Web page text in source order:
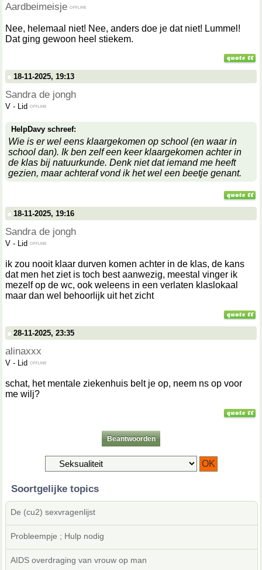
Aardbeimeisje
Nee, helemaal niet! Nee, anders doe je dat niet! Lummel!
Dat ging gewoon heel stiekem.
18-11-2025, 19:13
Sandra de jongh
V - Lid
HelpDavy schreef:
Wie is er wel eens klaargekomen op school (en waar in
school dan). Ik ben zelf een keer klaargekomen achter in
de klas bij natuurkunde. Denk niet dat iemand me heeft
gezien, maar achteraf vond ik het wel een beetje genant.
18-11-2025, 19:16
Sandra de jongh
V - Lid
ik zou nooit klaar durven komen achter in de klas, de kans
dat men het ziet is toch best aanwezig, meestal vinger ik
mezelf op de wc, ook weleens in een verlaten klaslokaal
maar dan wel behoorlijk uit het zicht
28-11-2025, 23:35
alinaxxx
V - Lid
schat, het mentale ziekenhuis belt je op, neem ns op voor
me wilj?
Beantwoorden
Soortgelijke topics
De (cu2) sexvragenlijst
Probleempje ; Hulp nodig
AIDS overdraging van vrouw op man